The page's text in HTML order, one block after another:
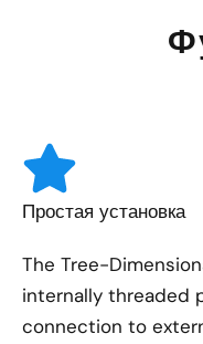
Простая установка
The Tree-
internally threaded
connection to